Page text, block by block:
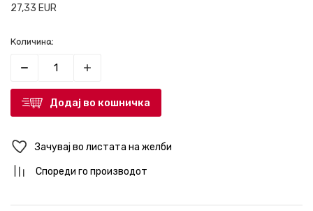
27,33 EUR
Количина:
Додај во кошничка
Зачувај во листата на желби
Спореди го производот